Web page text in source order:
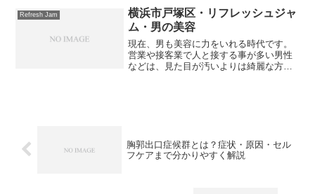
ました。今年最後の今日も嬉しいことに
お客さんが来てくれました。...
Refresh Jam
横浜市戸塚区・リフレッシュジャ
ム・男の美容
現在、男も美容に力をいれる時代です。
営業や接客業で人と接する事が多い男性
などは、見た目が汚いよりは綺麗な方が
胸郭出口症候群とは？症状・原因・セル
フケアまで分かりやすく解説